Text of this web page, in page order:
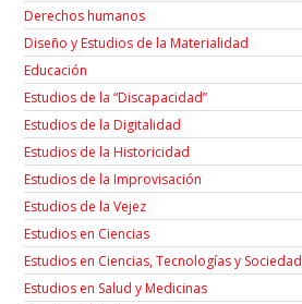
Derechos humanos
Diseño y Estudios de la Materialidad
Educación
Estudios de la “Discapacidad”
Estudios de la Digitalidad
Estudios de la Historicidad
Estudios de la Improvisación
Estudios de la Vejez
Estudios en Ciencias
Estudios en Ciencias, Tecnologías y Sociedad
Estudios en Salud y Medicinas